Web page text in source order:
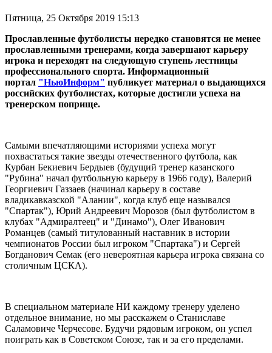
Пятница, 25 Октября 2019 15:13
Прославленные футболисты нередко становятся не менее
прославленными тренерами, когда завершают карьеру
игрока и переходят на следующую ступень лестницы
профессионального спорта. Информационный
портал "НьюИнформ" публикует материал о выдающихся
российских футболистах, которые достигли успеха на
тренерском поприще.
Самыми впечатляющими историями успеха могут
похвастаться такие звезды отечественного футбола, как
Курбан Бекиевич Бердыев (будущий тренер казанского
"Рубина" начал футбольную карьеру в 1966 году), Валерий
Георгиевич Газзаев (начинал карьеру в составе
владикавказской "Алании", когда клуб еще назывался
"Спартак"), Юрий Андреевич Морозов (был футболистом в
клубах "Адмиралтеец" и "Динамо"), Олег Иванович
Романцев (самый титулованный наставник в истории
чемпионатов России был игроком "Спартака") и Сергей
Богданович Семак (его невероятная карьера игрока связана со
столичным ЦСКА).
В специальном материале НИ каждому тренеру уделено
отдельное внимание, но мы расскажем о Станиславе
Саламовиче Черчесове. Будучи рядовым игроком, он успел
поиграть как в Советском Союзе, так и за его пределами.